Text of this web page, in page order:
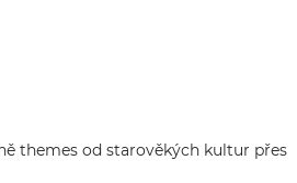
themes od starověkých kultur přes